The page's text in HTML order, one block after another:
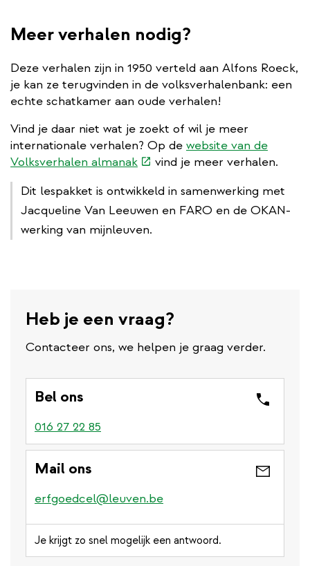
Meer verhalen nodig?
Deze verhalen zijn in 1950 verteld aan Alfons Roeck,
je kan ze terugvinden in de volksverhalenbank: een
echte schatkamer aan oude verhalen!
Vind je daar niet wat je zoekt of wil je meer
internationale verhalen? Op de website van de
Volksverhalen almanak(externe
vind je meer verhalen.
Dit lespakket is ontwikkeld in samenwerking met
Jacqueline Van Leeuwen en FARO en de OKAN-
werking van mijnleuven.
Heb je een vraag?
Contacteer ons, we helpen je graag verder.
Bel ons
016 27 22 85
Mail ons
erfgoedcel@leuven.be
Je krijgt zo snel mogelijk een antwoord.